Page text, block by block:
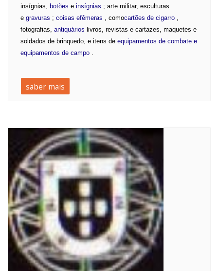
insígnias, botões e insígnias ; arte militar, esculturas
e gravuras ; coisas efêmeras , comocartões de cigarro
fotografias, antiquários livros, revistas e cartazes, maquetes e
soldados de brinquedo, e itens de equipamentos de combate e
equipamentos de campo
saber mais